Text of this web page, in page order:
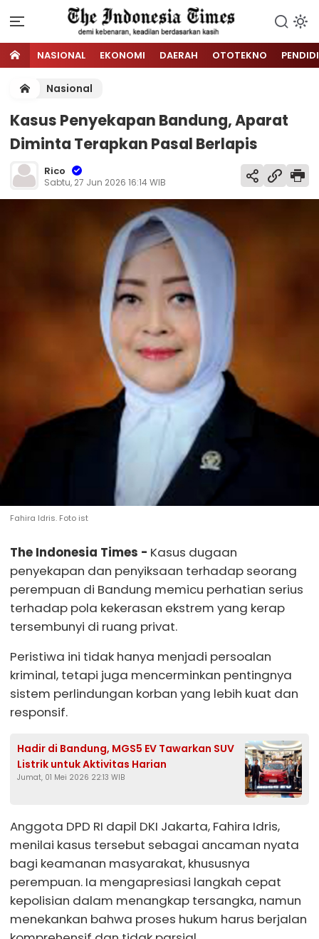
NASIONAL EKONOMI DAERAH OTOTEKNO
Nasional
Kasus Penyekapan Bandung, Aparat
Diminta Terapkan Pasal Berlapis
Rico
Sabtu, 27 Jun 2026 16:14 WIB
Fahira Idris. Foto ist
The Indonesia Times - Kasus dugaan
penyekapan dan penyiksaan terhadap seorang
perempuan di Bandung memicu perhatian serius
terhadap pola kekerasan ekstrem yang kerap
tersembunyi di ruang privat.
Peristiwa ini tidak hanya menjadi persoalan
kriminal, tetapi juga mencerminkan pentingnya
sistem perlindungan korban yang lebih kuat dan
responsif.
Hadir di Bandung, MGS5 EV Tawarkan SUV
Listrik untuk Aktivitas Harian
Jumat, 01 Mei 2026 22:13 WIB
Anggota DPD RI dapil DKI Jakarta, Fahira Idris,
menilai kasus tersebut sebagai ancaman nyata
bagi keamanan masyarakat, khususnya
perempuan. Ia mengapresiasi langkah cepat
kepolisian dalam menangkap tersangka, namun
menekankan bahwa proses hukum harus berjalan